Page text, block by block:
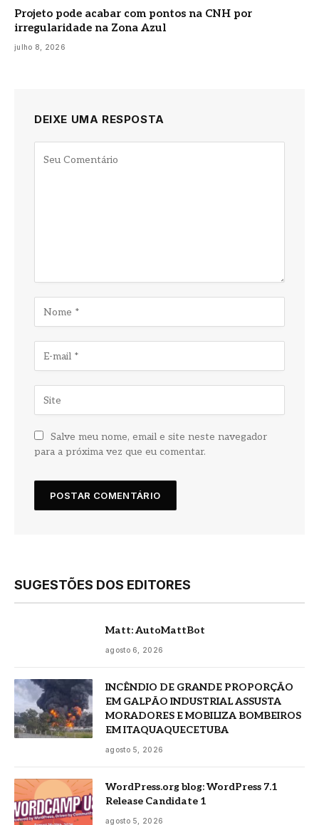
Projeto pode acabar com pontos na CNH por
irregularidade na Zona Azul
julho 8, 2026
DEIXE UMA RESPOSTA
Salve meu nome, email e site neste navegador
para a próxima vez que eu comentar.
SUGESTÕES DOS EDITORES
Matt: AutoMattBot
agosto 6, 2026
INCÊNDIO DE GRANDE PROPORÇÃO
EM GALPÃO INDUSTRIAL ASSUSTA
MORADORES E MOBILIZA BOMBEIROS
EM ITAQUAQUECETUBA
agosto 5, 2026
WordPress.org blog: WordPress 7.1
Release Candidate 1
agosto 5, 2026